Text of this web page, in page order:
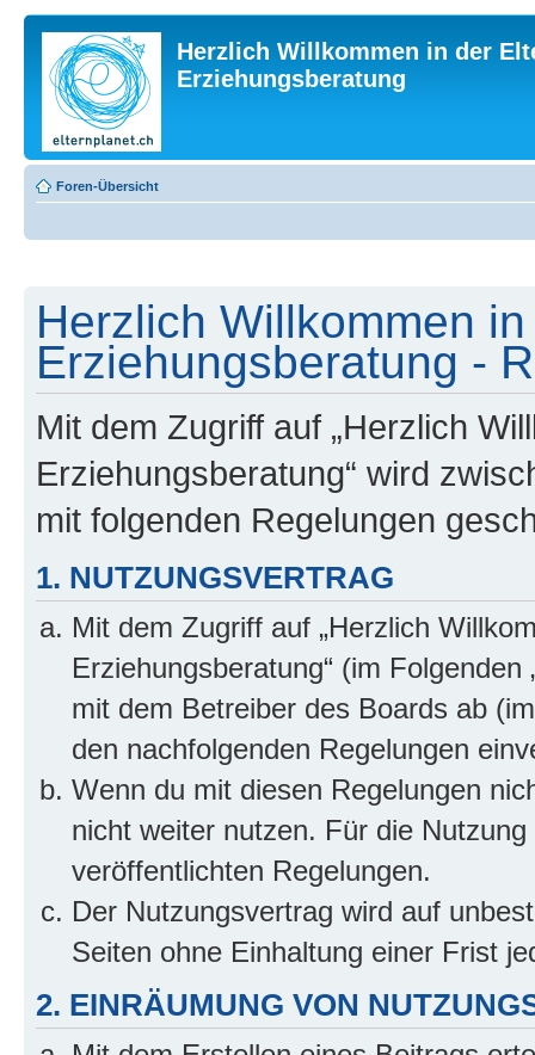
Herzlich Willkommen in der
Erziehungsberatung
Foren-Übersicht
Herzlich Willkommen
Erziehungsberatung -
Mit dem Zugriff auf „Herzlich
Erziehungsberatung“ wird
mit folgenden Regelungen
1. NUTZUNGSVERTRAG
Mit dem Zugriff auf „Herzlich
Erziehungsberatung“ (im
mit dem Betreiber des Boards ab
den nachfolgenden Regelungen
Wenn du mit diesen Regelungen
nicht weiter nutzen. Für die
veröffentlichten Regelungen.
Der Nutzungsvertrag wird auf
Seiten ohne Einhaltung einer Frist
2. EINRÄUMUNG VON